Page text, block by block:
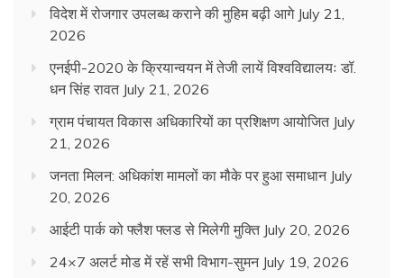
विदेश में रोजगार उपलब्ध कराने की मुहिम बढ़ी आगे July 21,
2026
एनईपी-2020 के क्रियान्वयन में तेजी लायें विश्वविद्यालयः डॉ.
धन सिंह रावत July 21, 2026
ग्राम पंचायत विकास अधिकारियों का प्रशिक्षण आयोजित July
21, 2026
जनता मिलन: अधिकांश मामलों का मौके पर हुआ समाधान July
20, 2026
आईटी पार्क को फ्लैश फ्लड से मिलेगी मुक्ति July 20, 2026
24×7 अलर्ट मोड में रहें सभी विभाग-सुमन July 19, 2026